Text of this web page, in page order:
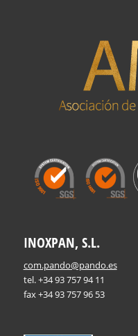
INOXPAN, S.L.
com.pando@pando.es
tel. +34 93 757 94 11
fax +34 93 757 96 53